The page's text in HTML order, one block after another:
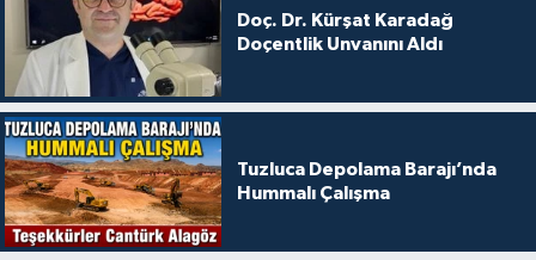
Doç. Dr. Kürşat Karadağ
Doçentlik Unvanını Aldı
Tuzluca Depolama Barajı’nda
Hummalı Çalışma